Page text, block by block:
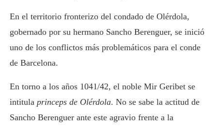
En el territorio fronterizo del condado de Olérdola,
gobernado por su hermano Sancho Berenguer, se inició
uno de los conflictos más problemáticos para el conde
de Barcelona.
En torno a los años 1041/42, el noble Mir Geribet se
intitula princeps de Olérdola. No se sabe la actitud de
Sancho Berenguer ante este agravio frente a la